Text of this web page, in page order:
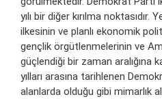
yılı bir diğer kırılma
ilkesinin ve planlı ekonomik
gençlik örgütlenmelerinin ve
güçlendiği bir zaman aralığına
yılları arasına tarihlenen
alanlarda olduğu gibi mimarlık